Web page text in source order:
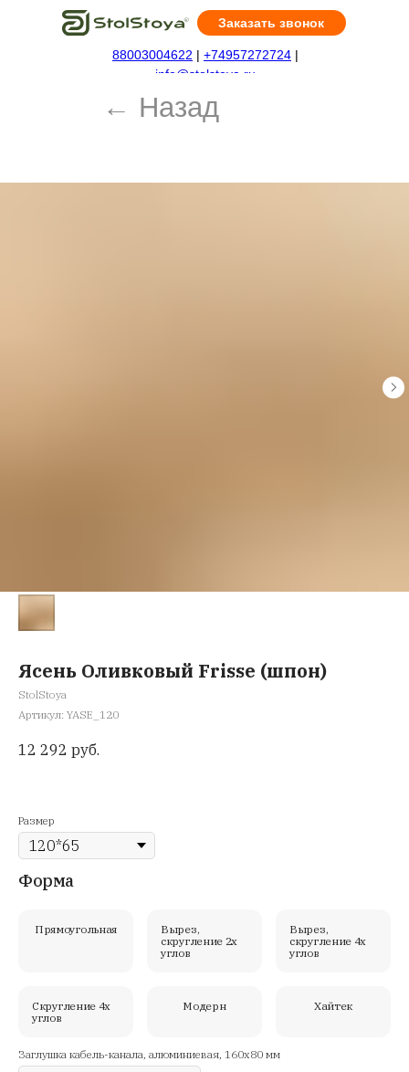
88003004622 | +74957272724 |
info@stolstoya.ru
Заказать звонок
← Назад
Ясень Оливковый Frisse (шпон)
StolStoya
Артикул: YASE_120
12 292 руб.
Размер
Форма
Прямоугольная
Вырез,
скругление 2х
углов
Вырез,
скругление 4х
углов
Скругление 4х
углов
Модерн Хайтек
Заглушка кабель-канала, алюминиевая, 160х80 мм